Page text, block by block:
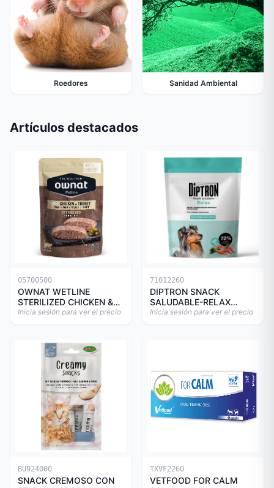
Roedores Sanidad Ambiental
Artículos destacados
05700500
OWNAT WETLINE
STERILIZED CHICKEN &
TURKEY CAT 85gr
Inicia sesión para ver el precio
71012260
DIPTRON SNACK
SALUDABLE-RELAX
150GR
Inicia sesión para ver el precio
BU924000
SNACK CREMOSO CON
TXVF2260
VETFOOD FOR CALM